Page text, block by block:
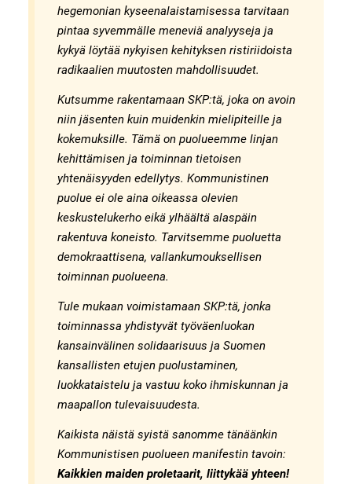
hegemonian kyseenalaistamisessa tarvitaan
pintaa syvemmälle meneviä analyyseja ja
kykyä löytää nykyisen kehityksen ristiriidoista
radikaalien muutosten mahdollisuudet.
Kutsumme rakentamaan SKP:tä, joka on avoin
niin jäsenten kuin muidenkin mielipiteille ja
kokemuksille. Tämä on puolueemme linjan
kehittämisen ja toiminnan tietoisen
yhtenäisyyden edellytys. Kommunistinen
puolue ei ole aina oikeassa olevien
keskustelukerho eikä ylhäältä alaspäin
rakentuva koneisto. Tarvitsemme puoluetta
demokraattisena, vallankumouksellisen
toiminnan puolueena.
Tule mukaan voimistamaan SKP:tä, jonka
toiminnassa yhdistyvät työväenluokan
kansainvälinen solidaarisuus ja Suomen
kansallisten etujen puolustaminen,
luokkataistelu ja vastuu koko ihmiskunnan ja
maapallon tulevaisuudesta.
Kaikista näistä syistä sanomme tänäänkin
Kommunistisen puolueen manifestin tavoin:
Kaikkien maiden proletaarit, liittykää yhteen!